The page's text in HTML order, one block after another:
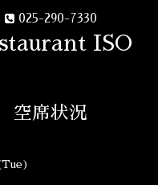
025-290-7330
ISO
空席状況